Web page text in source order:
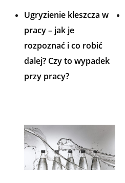
Ugryzienie kleszcza w
pracy – jak je
rozpoznać i co robić
dalej? Czy to wypadek
przy pracy?